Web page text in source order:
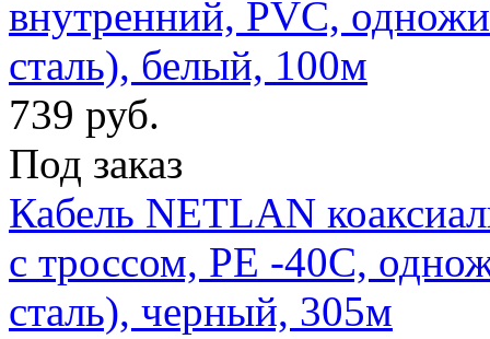
внутренний, PVC,
сталь), белый, 100м
739 руб.
Под заказ
Кабель NETLAN
с троссом, PE -40C,
сталь), черный, 305м